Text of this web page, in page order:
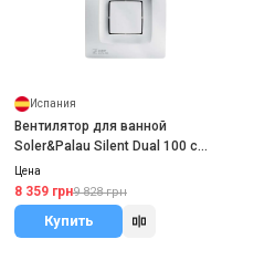
Испания
Вентилятор для ванной
Soler&Palau Silent Dual 100 с
датчиком влажности
Цена
8 359 грн9 828 грн
Купить